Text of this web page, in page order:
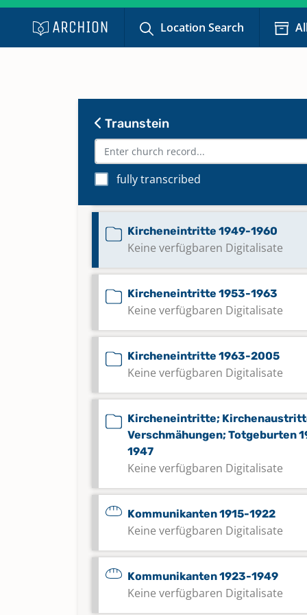
Location Search
Traunstein
fully transcribed
Keine verfügbaren Digitalisate
Kircheneintritte 1929-1949
Keine verfügbaren Digitalisate
Kircheneintritte 1949-1960
Keine verfügbaren Digitalisate
Kircheneintritte 1953-1963
Keine verfügbaren Digitalisate
Kircheneintritte 1963-2005
Keine verfügbaren Digitalisate
Kircheneintritte;
Verschmähungen; Totgeburten
1947
Keine verfügbaren Digitalisate
Kommunikanten 1915-1922
Keine verfügbaren Digitalisate
Kommunikanten 1923-1949
Keine verfügbaren Digitalisate